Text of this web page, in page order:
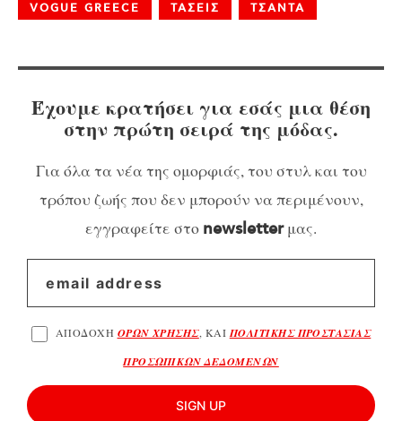
VOGUE GREECE ΤΑΣΕΙΣ ΤΣΑΝΤΑ
Έχουμε κρατήσει για εσάς μια θέση
στην πρώτη σειρά της μόδας.
Για όλα τα νέα της ομορφιάς, του στυλ και του
τρόπου ζωής που δεν μπορούν να περιμένουν,
εγγραφείτε στο newsletterμας.
ΑΠΟΔΟΧΗ ΟΡΩΝ ΧΡΗΣΗΣ, ΚΑΙ ΠΟΛΙΤΙΚΗΣ ΠΡΟΣΤΑΣΙΑΣ
ΠΡΟΣΩΠΙΚΩΝ ΔΕΔΟΜΕΝΩΝ
SIGN UP